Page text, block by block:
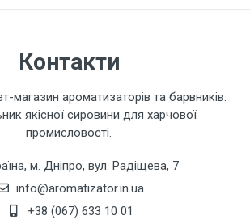
Контакти
магазин ароматизаторів та барвників.
якісної сировини для харчової
промисловості.
м. Дніпро, вул. Радіщева, 7
info@aromatizator.in.ua
+38 (067) 633 10 01